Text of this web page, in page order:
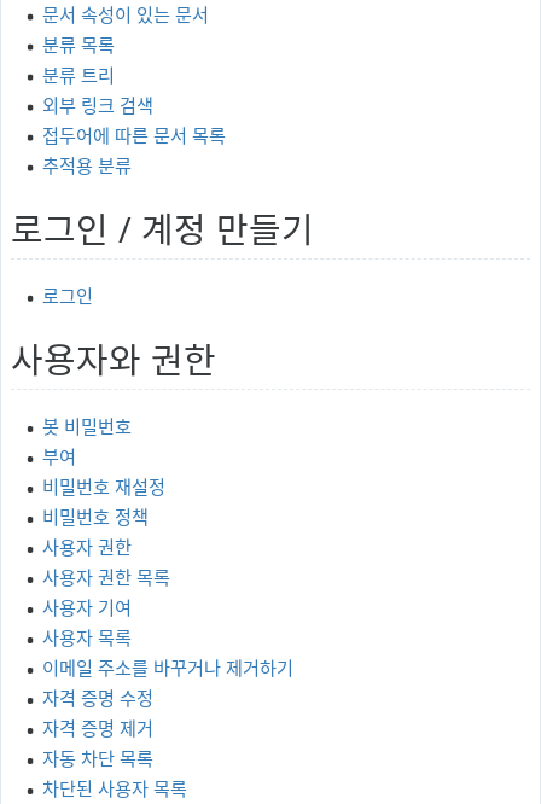
문서 속성이 있는 문서
분류 목록
분류 트리
외부 링크 검색
접두어에 따른 문서 목록
추적용 분류
로그인 / 계정 만들기
로그인
사용자와 권한
봇 비밀번호
부여
비밀번호 재설정
비밀번호 정책
사용자 권한
사용자 권한 목록
사용자 기여
사용자 목록
이메일 주소를 바꾸거나 제거하기
자격 증명 수정
자격 증명 제거
자동 차단 목록
차단된 사용자 목록